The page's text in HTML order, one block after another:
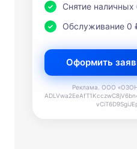
Снятие
Обслуживание 0
Оформить
Реклама. ООО